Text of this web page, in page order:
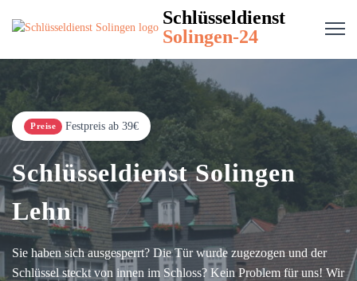
Schlüsseldienst
Solingen-24
Preise Festpreis ab 39€
Schlüsseldienst Solingen
Lehn
Sie haben sich ausgesperrt? Die Tür wurde zugezogen und der
Schlüssel steckt von innen im Schloss? Kein Problem für uns! Wir